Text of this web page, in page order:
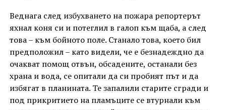
Веднага след избухването на пожара репортерът
яхнал коня си и потеглил в галоп към щаба, а след
това – към бойното поле. Станало това, което бил
предположил – като видели, че е безнадеждно да
очакват помощ отвън, обсадените, останали без
храна и вода, се опитали да си пробият път и да
избягат в планината. Те запалили старите сгради и
под прикритието на пламъците се втурнали към